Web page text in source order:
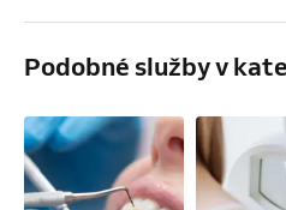
objednani/
Podobné služby v